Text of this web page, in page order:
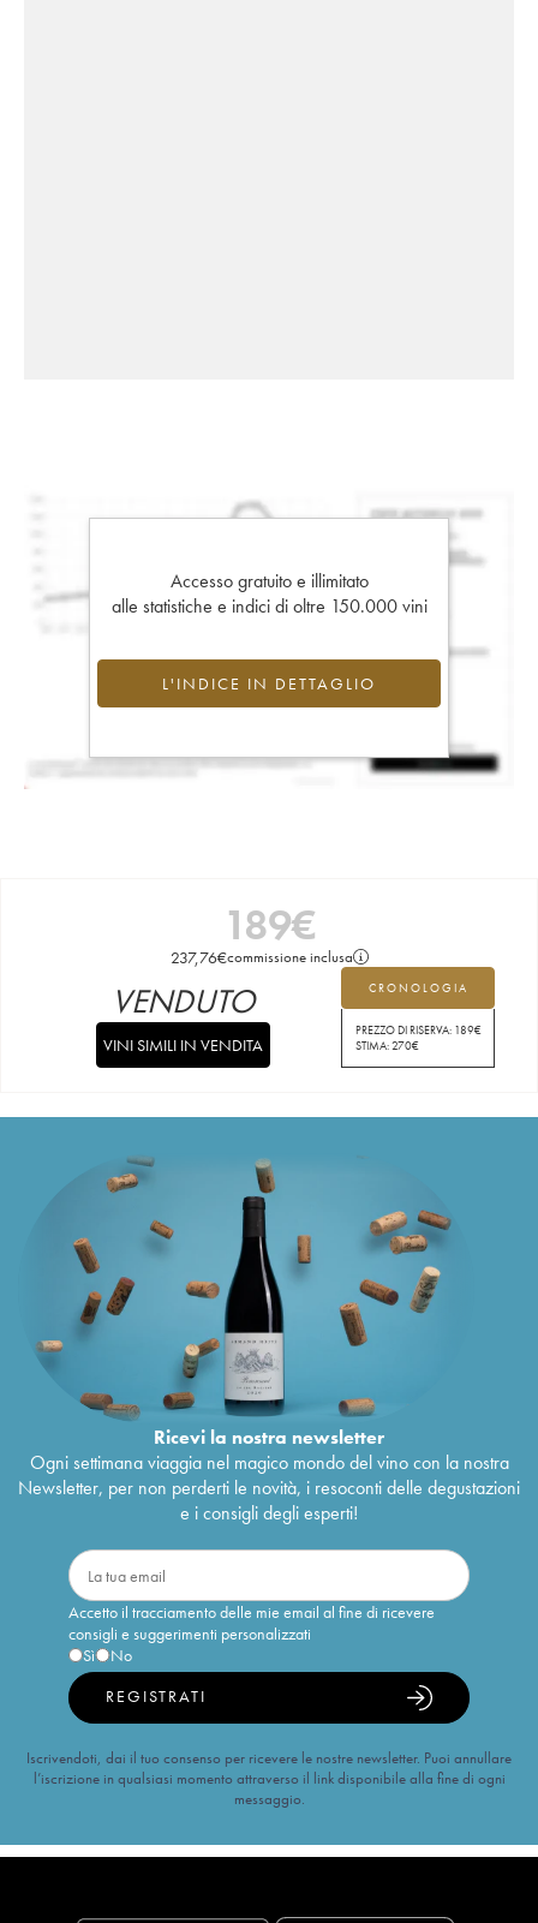
Accesso gratuito e illimitato
alle statistiche e indici di oltre 150.000 vini
L'INDICE IN DETTAGLIO
189€
237,76€commissione inclusa
CRONOLOGIA
PREZZO DI RISERVA: 189€
STIMA:270€
VENDUTO
VINI SIMILI IN VENDITA
Ricevi la nostra newsletter
Ogni settimana viaggia nel magico mondo del vino con la nostra
Newsletter, per non perderti le novità, i resoconti delle degustazioni
e i consigli degli esperti!
Accetto il tracciamento delle mie email al fine di ricevere
consigli e suggerimenti personalizzati
Sì
No
REGISTRATI
Iscrivendoti, dai il tuo consenso per ricevere le nostre newsletter. Puoi annullare
l’iscrizione in qualsiasi momento attraverso il link disponibile alla fine di ogni
messaggio.